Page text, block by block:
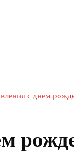
с днем